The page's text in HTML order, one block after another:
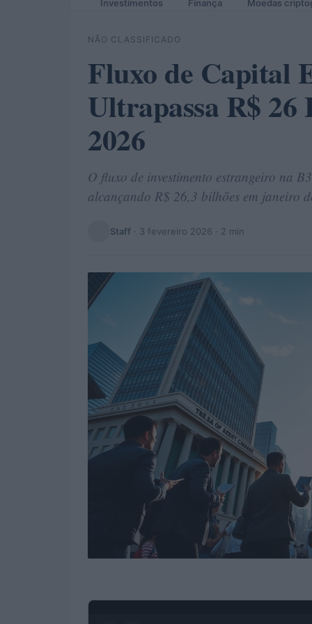
Investimentos Finança Moedas
NÃO CLASSIFICADO
Fluxo de Capital
Ultrapassa R$ 26
2026
O fluxo de investimento estrangeiro na
alcançando R$ 26,3 bilhões em janeiro
Staff · 3 fevereiro 2026 · 2 min